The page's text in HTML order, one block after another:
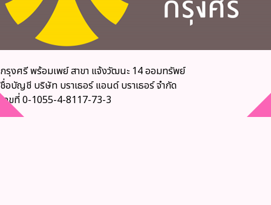
กรุงศรี พร้อมเพย์ สาขา แจ้งวัฒนะ 14 ออมทรัพย์
ชื่อบัญชี บริษัท บราเธอร์ แอนด์ บราเธอร์ จำกัด
เลขที่ 0-1055-4-8117-73-3